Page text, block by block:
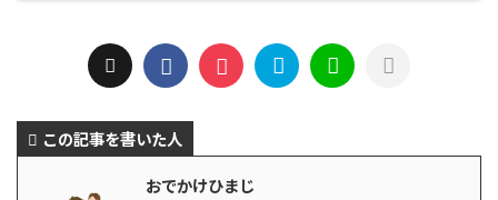
この記事を書いた人
おでかけひまじ